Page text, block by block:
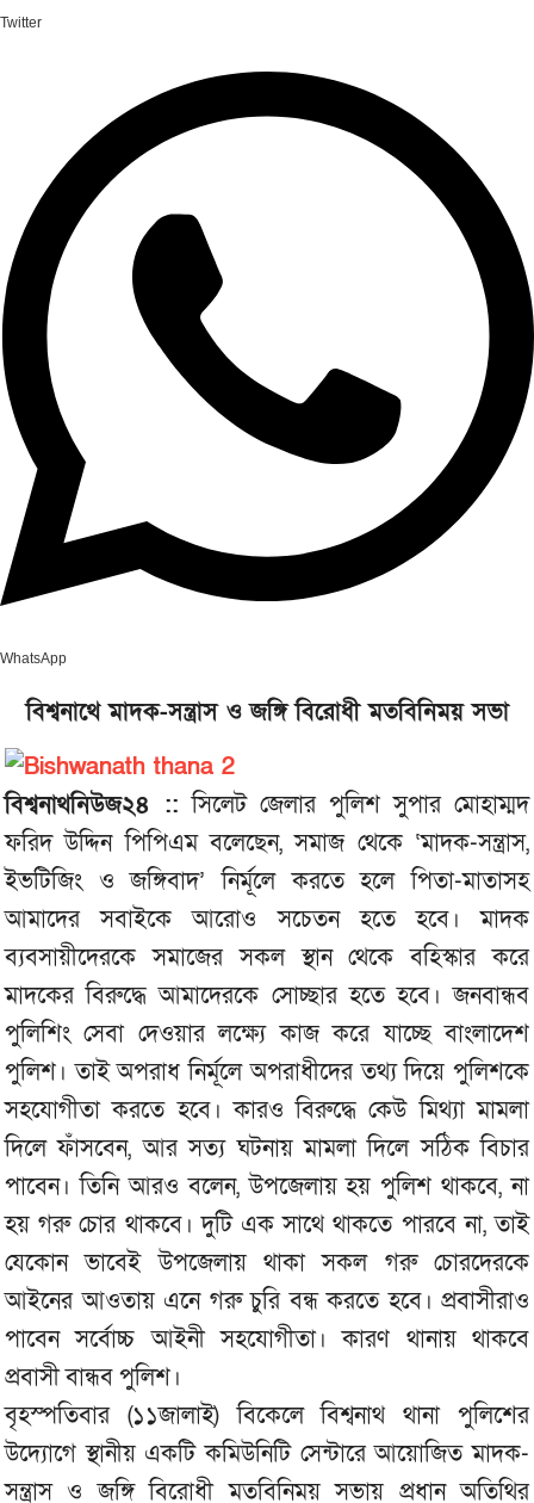
Twitter
WhatsApp
বিশ্বনাথে মাদক-সন্ত্রাস ও জঙ্গি বিরোধী মতবিনিময় সভা
বিশ্বনাথনিউজ২৪ :: সিলেট জেলার পুলিশ সুপার মোহাম্মদ
ফরিদ উদ্দিন পিপিএম বলেছেন, সমাজ থেকে ‘মাদক-সন্ত্রাস,
ইভটিজিং ও জঙ্গিবাদ’ নির্মূলে করতে হলে পিতা-মাতাসহ
আমাদের সবাইকে আরোও সচেতন হতে হবে। মাদক
ব্যবসায়ীদেরকে সমাজের সকল স্থান থেকে বহিস্কার করে
মাদকের বিরুদ্ধে আমাদেরকে সোচ্ছার হতে হবে। জনবান্ধব
পুলিশিং সেবা দেওয়ার লক্ষ্যে কাজ করে যাচ্ছে বাংলাদেশ
পুলিশ। তাই অপরাধ নির্মূলে অপরাধীদের তথ্য দিয়ে পুলিশকে
সহযোগীতা করতে হবে। কারও বিরুদ্ধে কেউ মিথ্যা মামলা
দিলে ফাঁসবেন, আর সত্য ঘটনায় মামলা দিলে সঠিক বিচার
পাবেন। তিনি আরও বলেন, উপজেলায় হয় পুলিশ থাকবে, না
হয় গরু চোর থাকবে। দুটি এক সাথে থাকতে পারবে না, তাই
যেকোন ভাবেই উপজেলায় থাকা সকল গরু চোরদেরকে
আইনের আওতায় এনে গরু চুরি বন্ধ করতে হবে। প্রবাসীরাও
পাবেন সর্বোচ্চ আইনী সহযোগীতা। কারণ থানায় থাকবে
প্রবাসী বান্ধব পুলিশ।
বৃহস্পতিবার (১১জালাই) বিকেলে বিশ্বনাথ থানা পুলিশের
উদ্যোগে স্থানীয় একটি কমিউনিটি সেন্টারে আয়োজিত মাদক-
সন্ত্রাস ও জঙ্গি বিরোধী মতবিনিময় সভায় প্রধান অতিথির